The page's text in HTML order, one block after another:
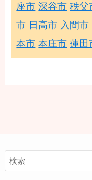
座市 深谷市 秩父
市 日高市 入間市
本市 本庄市 蓮田